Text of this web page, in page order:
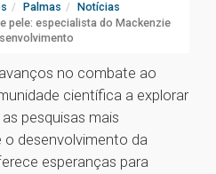
Palmas
Notícias
pele: especialista do Mackenzie
no combate ao
científica a explorar
pesquisas mais
o desenvolvimento da
esperanças para